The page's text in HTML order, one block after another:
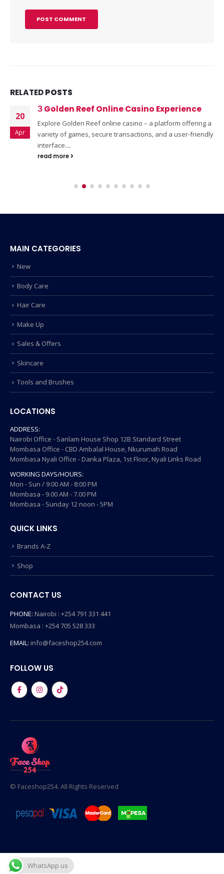
RELATEDPOSTS
20
Apr
З Golden Reef Online Casino Experience
Explore Golden Reef online casino – a platform offering a
variety of games, secure transactions, and a user-friendly
interface....
read more
MAIN CATEGORIES
New
Body Care
Hair Care
Make Up
Sales & Offers
Skincare
Tools and Brushes
LOCATIONS
ADDRESS:
Nairobi Office - Sanlam House Shop 12B Standard Street
Mombasa Office - CBD Ambalal House, Nkurumah Road
Mombasa Nyali Office - Danka Plaza, 1st Floor, Nyali Links Road
WORKING DAYS/HOURS:
Mon - Sun / 9:00 AM - 8:00 PM
Mombasa - 9.00 AM - 7.00 PM
Mombasa - Sunday 12 noon - 5PM
QUICK LINKS
Brands A-Z
Shop
CONTACT US
PHONE: Nairobi : +254 791 331 441
Mombasa : +254 705 528 333
EMAIL: info@faceshop254.com
FOLLOW US
© Faceshop254. All Rights Reserved
WhatsApp us